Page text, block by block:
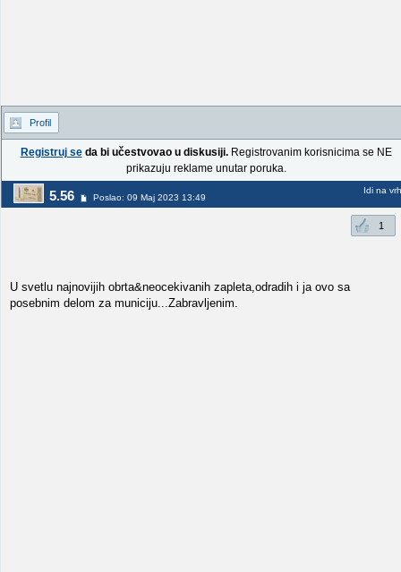
Profil
Registruj seda bi učestvovao u diskusiji.Registrovanim korisnicima se NE
prikazuju reklame unutar poruka.
5.56 Poslao: 09 Maj 2023 13:49
Idi na vrh
1
U svetlu najnovijih obrta&neocekivanih zapleta,odradih i ja ovo sa
posebnim delom za municiju...Zabravljenim.